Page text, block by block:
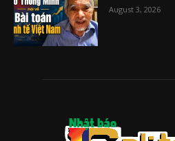
August 3, 2026